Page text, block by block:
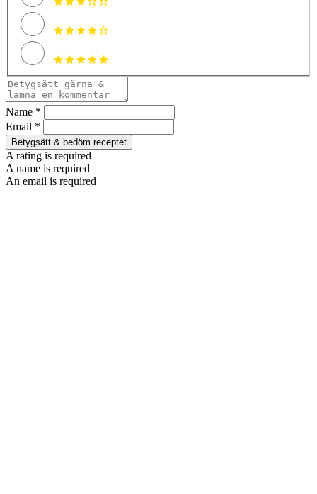
Name *
Email *
Betygsätt & bedöm receptet
A rating is required
A name is required
An email is required